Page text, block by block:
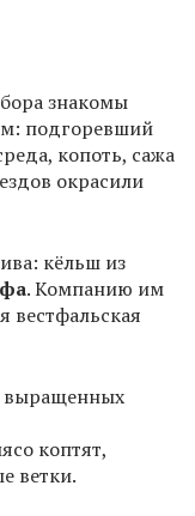
знакомы
подгоревший
копоть, сажа
окрасили
кёльш из
. Компанию им
вестфальская
выращенных
коптят,
ветки.